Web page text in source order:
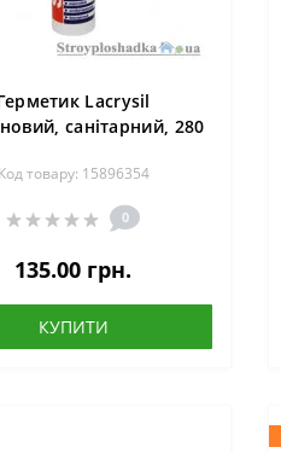
Lacrysil
санітарний, 280
Код товару: 15896354
0
135.00 грн.
КУПИТИ